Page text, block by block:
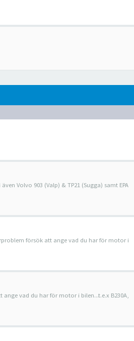
Volvo 903 (Valp) & TP21 (Sugga) samt EPA
försök att ange vad du har för motor i
ange vad du har för motor i bilen...t.e.x B230A,